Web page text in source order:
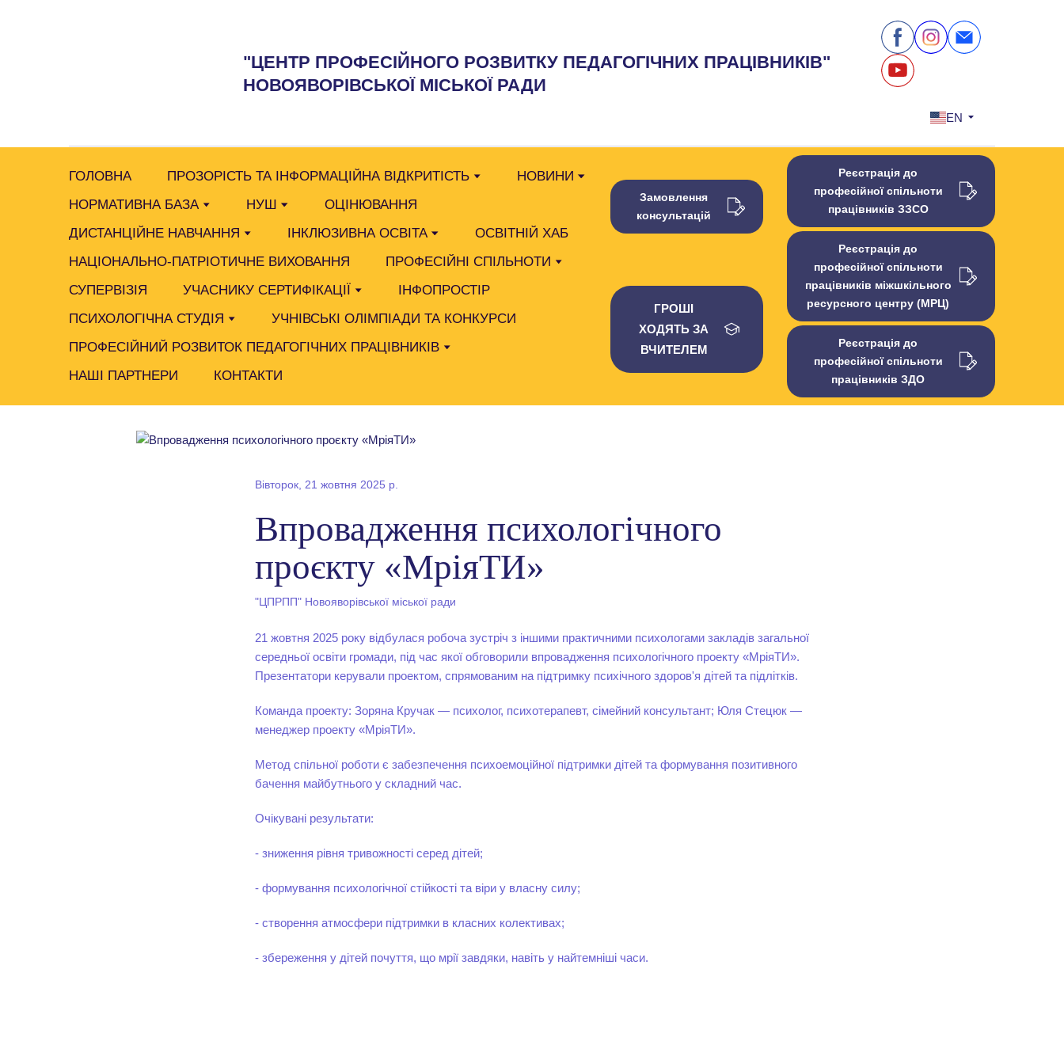
"ЦЕНТР ПРОФЕСІЙНОГО РОЗВИТКУ ПЕДАГОГІЧНИХ ПРАЦІВНИКІВ"
НОВОЯВОРІВСЬКОЇ МІСЬКОЇ РАДИ
EN
ГОЛОВНА ПРОЗОРІСТЬ ТА ІНФОРМАЦІЙНА ВІДКРИТІСТЬ
НОВИНИ
НОРМАТИВНА БАЗА
НУШ
ОЦІНЮВАННЯ
ДИСТАНЦІЙНЕ НАВЧАННЯ
ІНКЛЮЗИВНА ОСВІТА
ОСВІТНІЙ ХАБ
НАЦІОНАЛЬНО-ПАТРІОТИЧНЕ ВИХОВАННЯ
ПРОФЕСІЙНІ СПІЛЬНОТИ
СУПЕРВІЗІЯ
УЧАСНИКУ СЕРТИФІКАЦІЇ
ІНФОПРОСТІР
ПСИХОЛОГІЧНА СТУДІЯ
УЧНІВСЬКІ ОЛІМПІАДИ ТА КОНКУРСИ
ПРОФЕСІЙНИЙ РОЗВИТОК ПЕДАГОГІЧНИХ ПРАЦІВНИКІВ
НАШІ ПАРТНЕРИ
КОНТАКТИ
Замовлення
консультацій
ГРОШІ
ХОДЯТЬ ЗА
ВЧИТЕЛЕМ
Реєстрація до
професійної спільноти
працівників ЗЗСО
Реєстрація до
професійної спільноти
працівників міжшкільного
ресурсного центру (МРЦ)
Реєстрація до
професійної спільноти
працівників ЗДО
Вівторок, 21 жовтня 2025 р.
Впровадження психологічного
проєкту «МріяТИ»
"ЦПРПП" Новояворівської міської ради
21 жовтня 2025 року відбулася робоча зустріч з іншими практичними психологами закладів загальної
середньої освіти громади, під час якої обговорили впровадження психологічного проекту «МріяТИ».
Презентатори керували проектом, спрямованим на підтримку психічного здоров'я дітей та підлітків.
Команда проекту: Зоряна Кручак — психолог, психотерапевт, сімейний консультант; Юля Стецюк —
менеджер проекту «МріяТИ».
Метод спільної роботи є забезпечення психоемоційної підтримки дітей та формування позитивного
бачення майбутнього у складний час.
Очікувані результати:
- зниження рівня тривожності серед дітей;
- формування психологічної стійкості та віри у власну силу;
- створення атмосфери підтримки в класних колективах;
- збереження у дітей почуття, що мрії завдяки, навіть у найтемніші часи.